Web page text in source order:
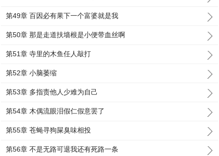
第49章 百因必有果下一个富婆就是我
第50章 那是走道扶墙根是小便带血丝啊
第51章 寺里的木鱼任人敲打
第52章 小脑萎缩
第53章 多指责他人少难为自己
第54章 木偶流眼泪假仁假意罢了
第55章 苍蝇寻狗屎臭味相投
第56章 不是无路可退我还有死路一条